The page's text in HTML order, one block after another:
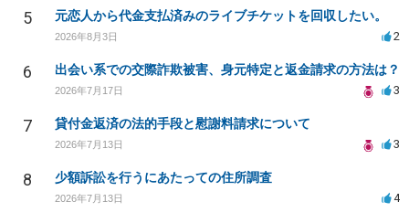
5 元恋人から代金支払済みのライブチケットを回収したい。
2026年8月3日 2
6 出会い系での交際詐欺被害、身元特定と返金請求の方法は？
2026年7月17日 3
7 貸付金返済の法的手段と慰謝料請求について
2026年7月13日 3
8 少額訴訟を行うにあたっての住所調査
2026年7月13日 4